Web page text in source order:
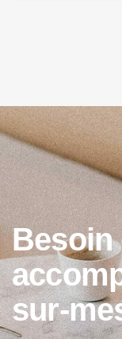
Besoin
accom
sur-me